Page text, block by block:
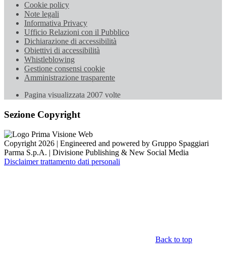
Cookie policy
Note legali
Informativa Privacy
Ufficio Relazioni con il Pubblico
Dichiarazione di accessibilità
Obiettivi di accessibilità
Whistleblowing
Gestione consensi cookie
Amministrazione trasparente
Pagina visualizzata 2007 volte
Sezione Copyright
Copyright 2026 | Engineered and powered by Gruppo Spaggiari
Parma S.p.A. | Divisione Publishing & New Social Media
Disclaimer trattamento dati personali
Back to top